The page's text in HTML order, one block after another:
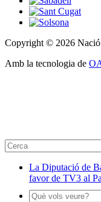
Copyright © 2026 Nació
Amb la tecnologia de
La Diputació de
favor de TV3 al